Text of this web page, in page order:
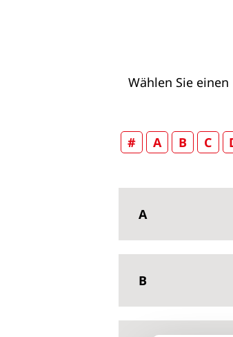
Wählen Sie
# A B C
A
B